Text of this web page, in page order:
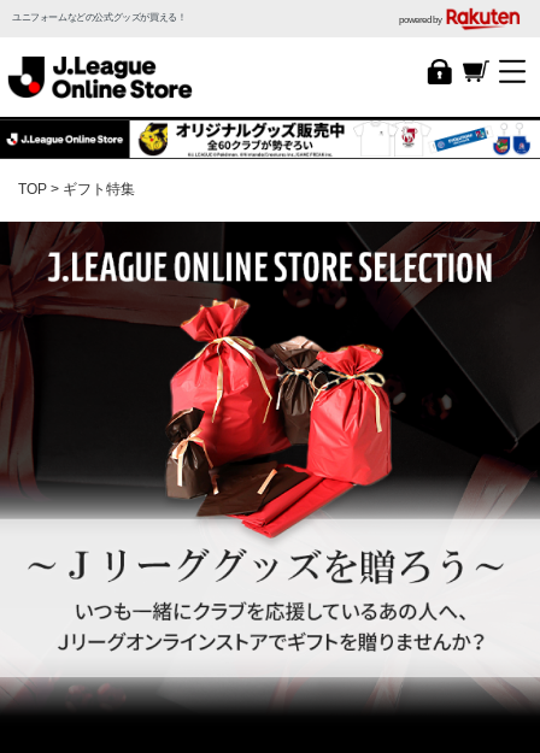
ユニフォームなどの公式グッズが買える！ powered by
TOP ギフト特集